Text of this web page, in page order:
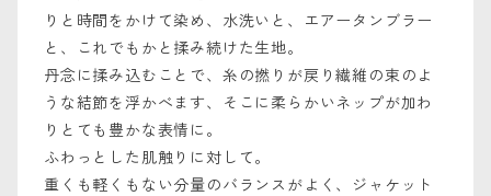
りと時間をかけて染め、水洗いと、エアータンブラー
と、これでもかと揉み続けた生地。
丹念に揉み込むことで、糸の撚りが戻り繊維の束のよ
うな結節を浮かべます、そこに柔らかいネップが加わ
りとても豊かな表情に。
ふわっとした肌触りに対して。
重くも軽くもない分量のバランスがよく、ジャケット